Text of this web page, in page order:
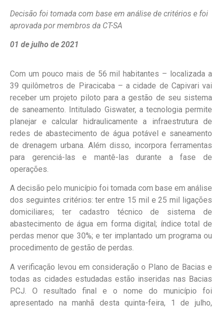
Decisão foi tomada com base em análise de critérios e foi
aprovada por membros da CT-SA
01 de julho de 2021
Com um pouco mais de 56 mil habitantes – localizada a
39 quilômetros de Piracicaba – a cidade de Capivari vai
receber um projeto piloto para a gestão de seu sistema
de saneamento. Intitulado Giswater, a tecnologia permite
planejar e calcular hidraulicamente a infraestrutura de
redes de abastecimento de água potável e saneamento
de drenagem urbana. Além disso, incorpora ferramentas
para gerenciá-las e mantê-las durante a fase de
operações.
A decisão pelo município foi tomada com base em análise
dos seguintes critérios: ter entre 15 mil e 25 mil ligações
domiciliares; ter cadastro técnico de sistema de
abastecimento de água em forma digital; índice total de
perdas menor que 30%; e ter implantado um programa ou
procedimento de gestão de perdas.
A verificação levou em consideração o Plano de Bacias e
todas as cidades estudadas estão inseridas nas Bacias
PCJ. O resultado final e o nome do município foi
apresentado na manhã desta quinta-feira, 1 de julho,